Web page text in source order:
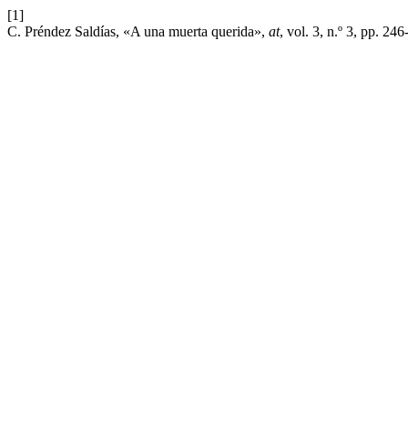
[1]
C. Préndez Saldías, «A una muerta querida», at, vol. 3, n.º 3, pp.